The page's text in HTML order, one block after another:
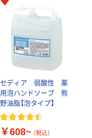
セディア 弱酸性 薬
用泡ハンドソープ 熊
野油脂【泡タイプ】
￥608~ （税込）